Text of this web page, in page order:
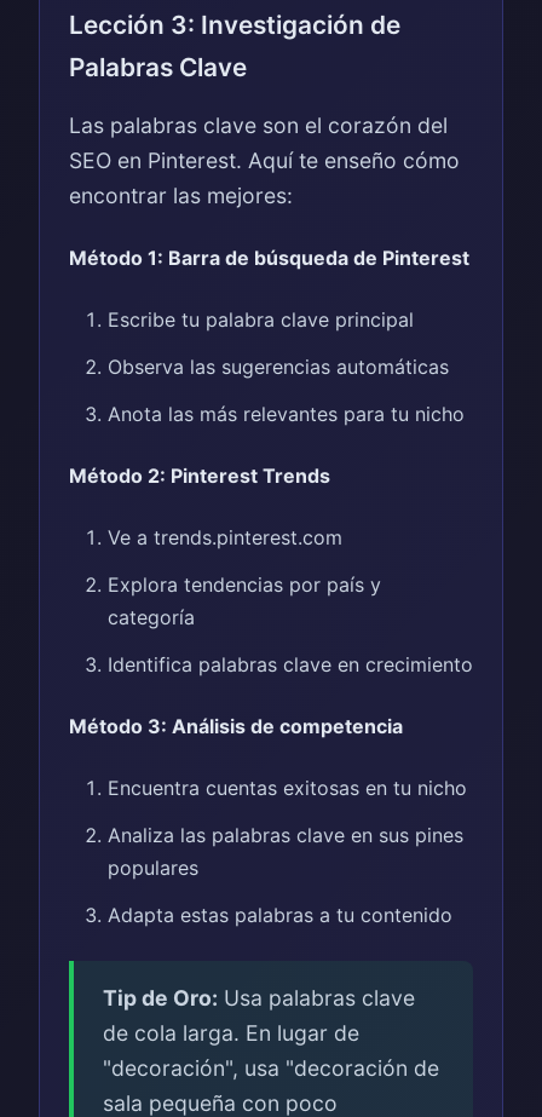
Lección 3: Investigación de
Palabras Clave
Las palabras clave son el corazón del
SEO en Pinterest. Aquí te enseño cómo
encontrar las mejores:
Método 1: Barra de búsqueda de Pinterest
Escribe tu palabra clave principal
Observa las sugerencias automáticas
Anota las más relevantes para tu nicho
Método 2: Pinterest Trends
Ve a trends.pinterest.com
Explora tendencias por país y
categoría
Identifica palabras clave en crecimiento
Método 3: Análisis de competencia
Encuentra cuentas exitosas en tu nicho
Analiza las palabras clave en sus pines
populares
Adapta estas palabras a tu contenido
Tip de Oro: Usa palabras clave
de cola larga. En lugar de
"decoración", usa "decoración de
sala pequeña con poco